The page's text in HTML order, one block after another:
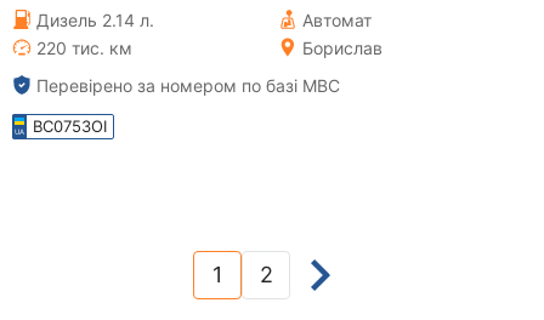
Дизель 2.14 л.
Автомат
220 тис. км
Борислав
Перевірено за номером по базі МВС
BC0753OI
1(current)
2